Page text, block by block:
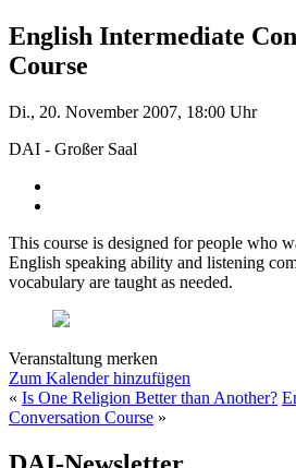
English Intermediate
Course
Di., 20. November 2007, 18:00 Uhr
DAI - Großer Saal
This course is designed for people who
English speaking ability and listening
vocabulary are taught as needed.
Veranstaltung merken
Zum Kalender hinzufügen
« Is One Religion Better than Another?
Conversation Course »